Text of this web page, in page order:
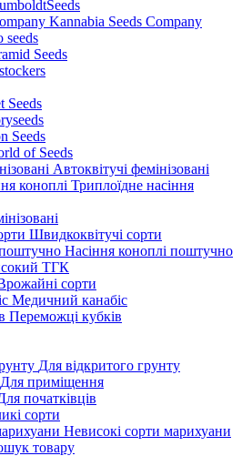
Kannabia Seeds Company
seeds
Seeds
Seeds
Seeds
of Seeds
Автоквітучі фемінізовані
Триплоїдне насіння
Швидкоквітучі сорти
Насіння коноплі поштучно
ТГК
сорти
Медичний канабіс
Переможці кубків
Для відкритого грунту
Для приміщення
початківців
сорти
Невисокі сорти марихуани
товару